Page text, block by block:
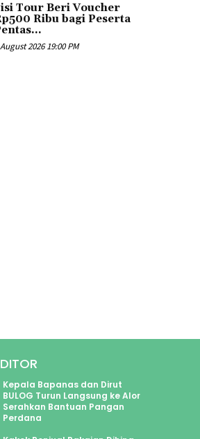
Tour Beri Voucher
Ribu bagi Peserta
2026 19:00 PM
Kepala Bapanas dan Dirut
BULOG Turun Langsung ke Alor
Serahkan Bantuan Pangan
Perdana